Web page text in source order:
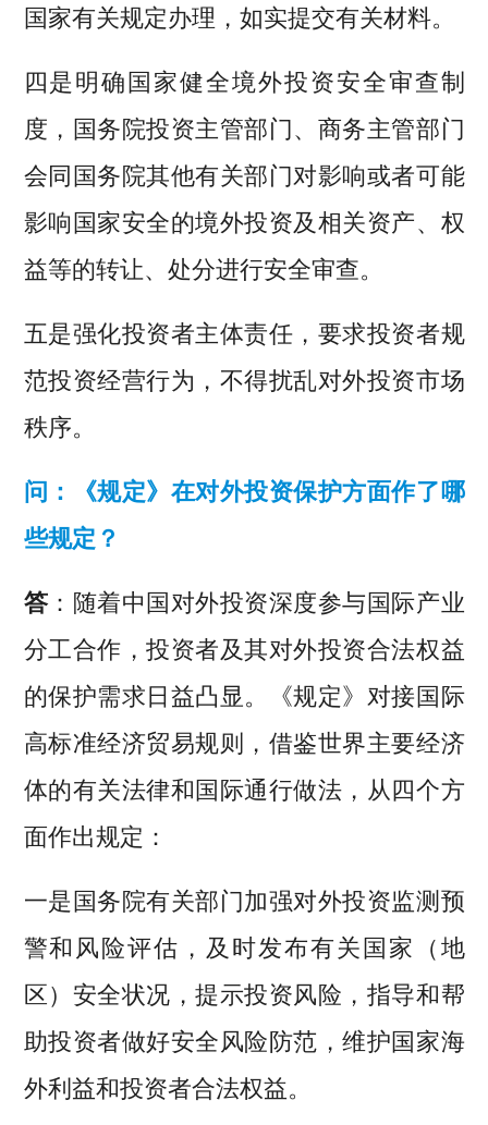
国家有关规定办理，如实提交有关材料。
四是明确国家健全境外投资安全审查制
度，国务院投资主管部门、商务主管部门
会同国务院其他有关部门对影响或者可能
影响国家安全的境外投资及相关资产、权
益等的转让、处分进行安全审查。
五是强化投资者主体责任，要求投资者规
范投资经营行为，不得扰乱对外投资市场
秩序。
问：《规定》在对外投资保护方面作了哪
些规定？
答：随着中国对外投资深度参与国际产业
分工合作，投资者及其对外投资合法权益
的保护需求日益凸显。《规定》对接国际
高标准经济贸易规则，借鉴世界主要经济
体的有关法律和国际通行做法，从四个方
面作出规定：
一是国务院有关部门加强对外投资监测预
警和风险评估，及时发布有关国家（地
区）安全状况，提示投资风险，指导和帮
助投资者做好安全风险防范，维护国家海
外利益和投资者合法权益。